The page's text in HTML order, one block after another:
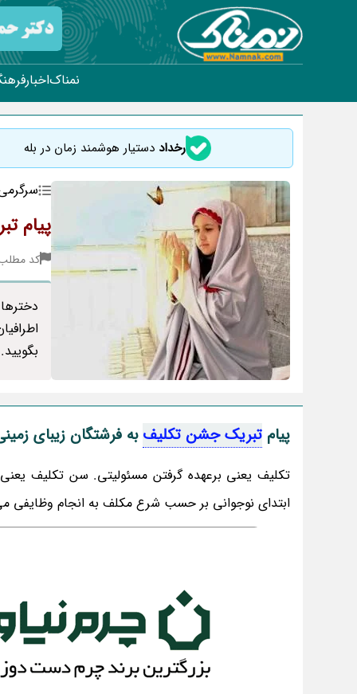
نمناکاخبار
رخداد دستیار هوشمند زمان در بله
پیام
کد مطلب :
بگویید.
پیام تبریک جشن تکلیف به فرشتگان زیبای
تکلیف یعنی برعهده گرفتن مسئولیتی. سن تکلیف
ابتدای نوجوانی بر حسب شرع مکلف به انجام وظایفی